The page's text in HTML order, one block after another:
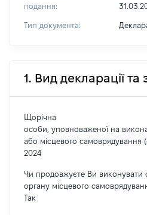
подання:
Тип документа:
1. Вид декларації та
Щорічна
особи, уповноваженої на
або місцевого самоврядування
2024
Чи продовжуєте Ви виконувати
органу місцевого
Так